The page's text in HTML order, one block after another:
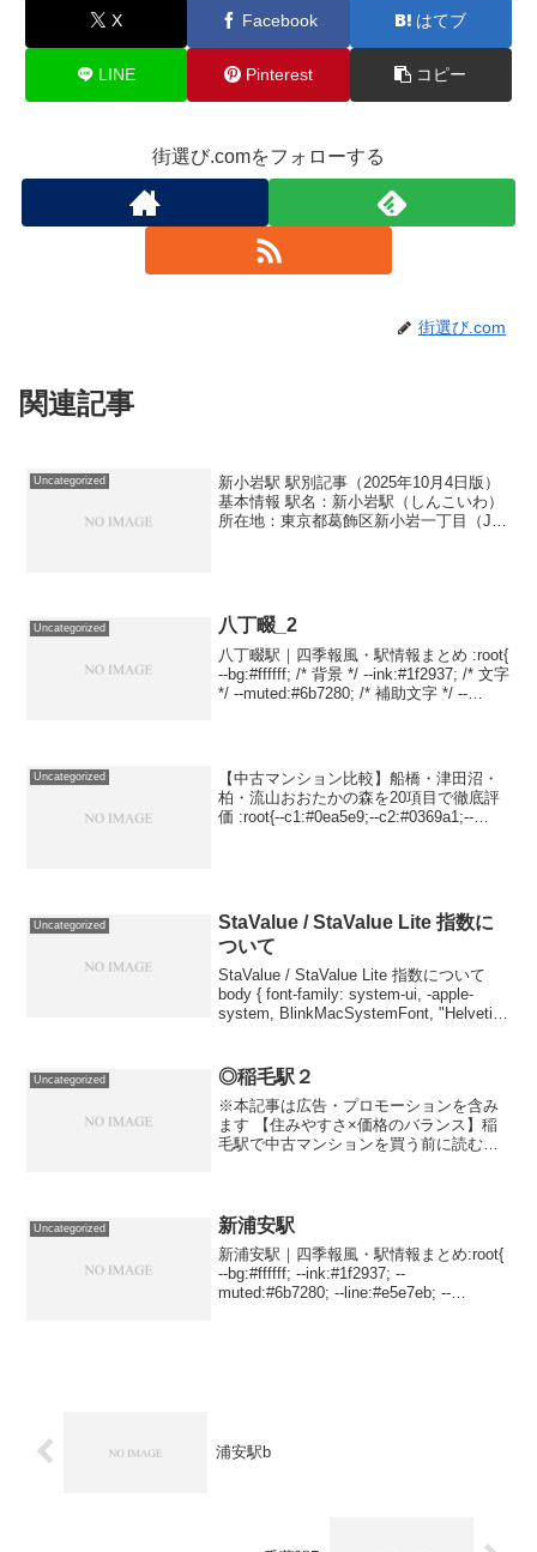
X Facebook はてブ
LINE Pinterest コピー
街選び.comをフォローする
街選び.com
関連記事
Uncategorized
新小岩駅 駅別記事（2025年10月4日版）
基本情報 駅名：新小岩駅（しんこいわ）
所在地：東京都葛飾区新小岩一丁目（JR
Uncategorized 八丁畷_2
八丁畷駅｜四季報風・駅情報まとめ :root{
--bg:#ffffff; /* 背景 */ --ink:#1f2937; /* 文字
*/ --muted:#6b7280; /* 補助文字 */ --
Uncategorized
【中古マンション比較】船橋・津田沼・
柏・流山おおたかの森を20項目で徹底評
価 :root{--c1:#0ea5e9;--c2:#0369a1;--
Uncategorized
StaValue / StaValue Lite 指数に
ついて
StaValue / StaValue Lite 指数について
body { font-family: system-ui, -apple-
system, BlinkMacSystemFont, "Helvetica
Uncategorized ◎稲毛駅２
※本記事は広告・プロモーションを含み
ます 【住みやすさ×価格のバランス】稲
毛駅で中古マンションを買う前に読むペ
→ ハザード...
Uncategorized 新浦安駅
新浦安駅｜四季報風・駅情報まとめ:root{
--bg:#ffffff; --ink:#1f2937; --
muted:#6b7280; --line:#e5e7eb; --
浦安駅b